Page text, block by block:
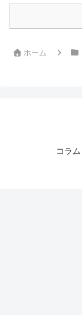
ホーム
コラム